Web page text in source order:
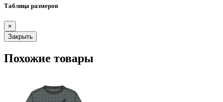
Таблица размеров
×
Закрыть
Похожие товары